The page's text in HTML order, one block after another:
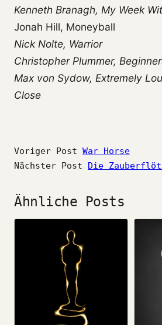
Kenneth Branagh, My Week
Jonah Hill, Moneyball
Nick Nolte, Warrior
Christopher Plummer,
Max von Sydow, Extremely
Close
Voriger Post War Horse
Nächster Post
Die
Ähnliche Posts